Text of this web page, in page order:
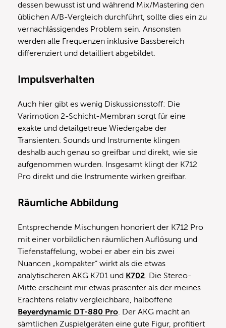
dessen bewusst ist und während Mix/Mastering den
üblichen A/B-Vergleich durchführt, sollte dies ein zu
vernachlässigendes Problem sein. Ansonsten
werden alle Frequenzen inklusive Bassbereich
differenziert und detailliert abgebildet.
Impulsverhalten
Auch hier gibt es wenig Diskussionsstoff: Die
Varimotion 2-Schicht-Membran sorgt für eine
exakte und detailgetreue Wiedergabe der
Transienten. Sounds und Instrumente klingen
deshalb auch genau so greifbar und direkt, wie sie
aufgenommen wurden. Insgesamt klingt der K712
Pro direkt und die Instrumente wirken greifbar.
Räumliche Abbildung
Entsprechende Mischungen honoriert der K712 Pro
mit einer vorbildlichen räumlichen Auflösung und
Tiefenstaffelung, wobei er aber ein bis zwei
Nuancen „kompakter“ wirkt als die etwas
analytischeren AKG K701 und K702. Die Stereo-
Mitte erscheint mir etwas präsenter als der meines
Erachtens relativ vergleichbare, halboffene
Beyerdynamic DT-880 Pro. Der AKG macht an
sämtlichen Zuspielgeräten eine gute Figur, profitiert